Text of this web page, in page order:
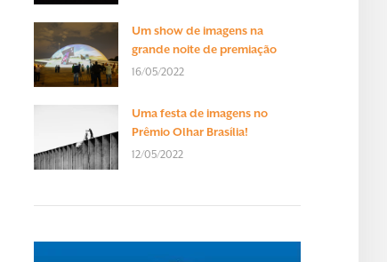
Um show de imagens na
grande noite de premiação
16/05/2022
Uma festa de imagens no
Prêmio Olhar Brasília!
12/05/2022